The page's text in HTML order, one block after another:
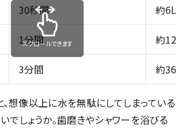
30秒間 約6L
1分間 約12L
3分間 約36L
スクロールできます
想像以上に水を無駄にしてしまっている
でしょうか。歯磨きやシャワーを浴びる